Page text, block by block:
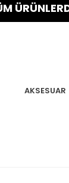
AKSESUAR